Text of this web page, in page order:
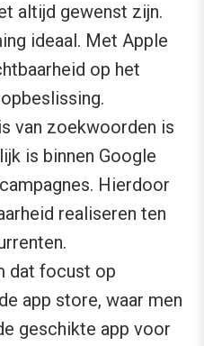
altijd gewenst zijn.
ideaal. Met Apple
op het
van zoekwoorden is
is binnen Google
Hierdoor
realiseren ten
dat focust op
app store, waar men
geschikte app voor